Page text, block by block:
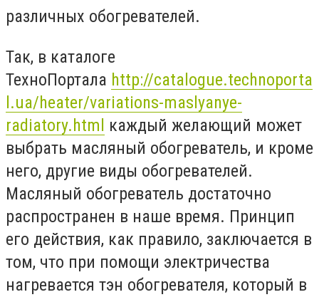
различных обогревателей.
Так, в каталоге
ТехноПортала http://catalogue.technoporta
l.ua/heater/variations-maslyanye-
radiatory.html каждый желающий может
выбрать масляный обогреватель, и кроме
него, другие виды обогревателей.
Масляный обогреватель достаточно
распространен в наше время. Принцип
его действия, как правило, заключается в
том, что при помощи электричества
нагревается тэн обогревателя, который в